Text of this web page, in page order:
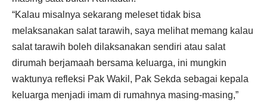
“Kalau misalnya sekarang meleset tidak bisa
melaksanakan salat tarawih, saya melihat memang kalau
salat tarawih boleh dilaksanakan sendiri atau salat
dirumah berjamaah bersama keluarga, ini mungkin
waktunya refleksi Pak Wakil, Pak Sekda sebagai kepala
keluarga menjadi imam di rumahnya masing-masing,”